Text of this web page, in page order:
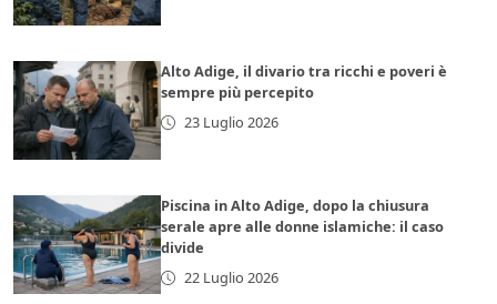
Alto Adige, il divario tra ricchi e poveri è
sempre più percepito
23 Luglio 2026
Piscina in Alto Adige, dopo la chiusura
serale apre alle donne islamiche: il caso
divide
22 Luglio 2026